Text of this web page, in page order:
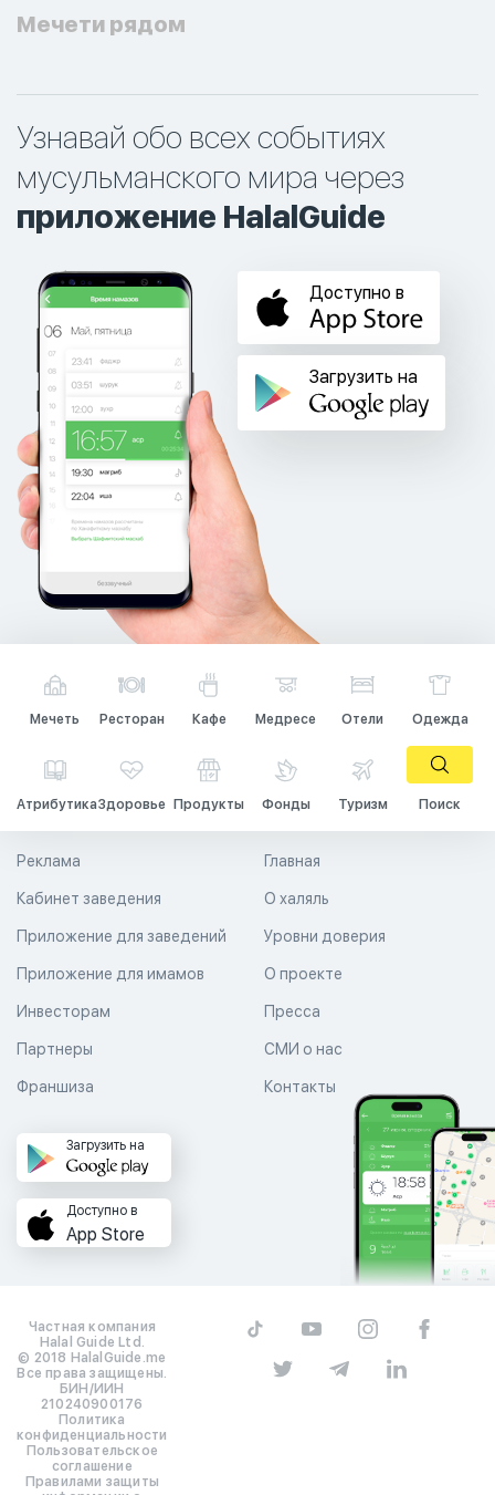
Мечети рядом
Узнавай обо всех событиях
мусульманского мира через
приложение HalalGuide
Доступно в
Загрузить на
Мечеть Ресторан Кафе Медресе Отели Одежда
АтрибутикаЗдоровье Продукты Фонды Туризм Поиск
Главная
О халяль
Уровни доверия
Реклама
Кабинет заведения
Приложение для заведений
Приложение для имамов О проекте
Пресса
СМИ о нас
Контакты
Инвесторам
Партнеры
Франшиза
Загрузить на
Доступно в
App Store
Частная компания
Halal Guide Ltd.
© 2018 HalalGuide.me
Все права защищены.
БИН/ИИН
210240900176
Политика
конфиденциальности
Пользовательское
соглашение
Правилами защиты